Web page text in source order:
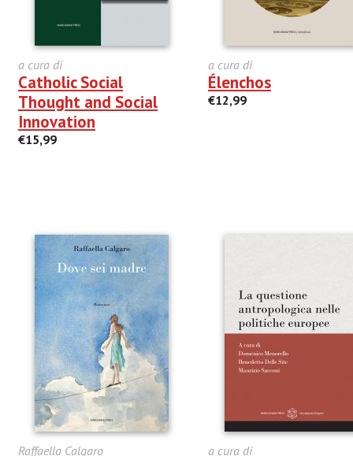
a cura di
Catholic Social
Thought and Social
Innovation
€15,99
a cura di
Élenchos
€12,99
Raffaella Calgaro a cura di